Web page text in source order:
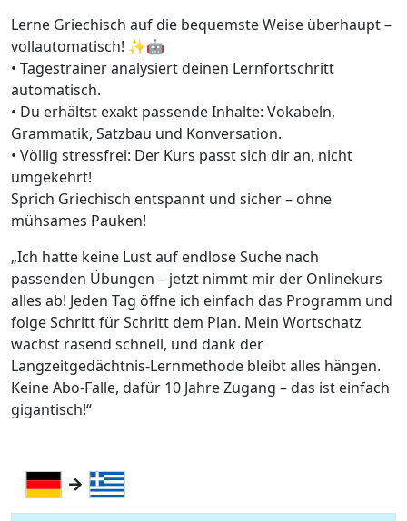
Lerne Griechisch auf die bequemste Weise überhaupt –
vollautomatisch! ✨🤖
• Tagestrainer analysiert deinen Lernfortschritt
automatisch.
• Du erhältst exakt passende Inhalte: Vokabeln,
Grammatik, Satzbau und Konversation.
• Völlig stressfrei: Der Kurs passt sich dir an, nicht
umgekehrt!
Sprich Griechisch entspannt und sicher – ohne
mühsames Pauken!
„Ich hatte keine Lust auf endlose Suche nach
passenden Übungen – jetzt nimmt mir der Onlinekurs
alles ab! Jeden Tag öffne ich einfach das Programm und
folge Schritt für Schritt dem Plan. Mein Wortschatz
wächst rasend schnell, und dank der
Langzeitgedächtnis-Lernmethode bleibt alles hängen.
Keine Abo-Falle, dafür 10 Jahre Zugang – das ist einfach
gigantisch!“